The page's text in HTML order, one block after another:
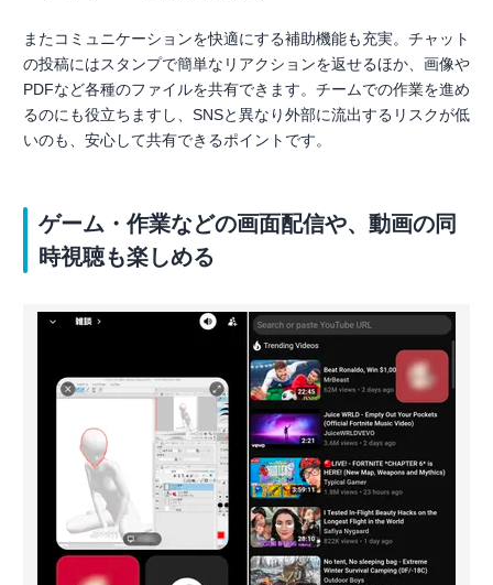
またコミュニケーションを快適にする補助機能も充実。チャット
の投稿にはスタンプで簡単なリアクションを返せるほか、画像や
PDFなど各種のファイルを共有できます。チームでの作業を進め
るのにも役立ちますし、SNSと異なり外部に流出するリスクが低
いのも、安心して共有できるポイントです。
ゲーム・作業などの画面配信や、動画の同
時視聴も楽しめる